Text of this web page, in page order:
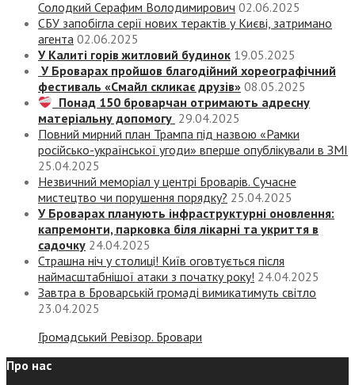
Солодкий Серафим Володимирович 02.06.2025
СБУ запобігла серії нових терактів у Києві, затримано
агента 02.06.2025
У Калиті горів житловий будинок 19.05.2025
У Броварах пройшов благодійний хореографічний
фестиваль «Смайл скликає друзів» 08.05.2025
Понад 150 броварчан отримають адресну
матеріальну допомогу 29.04.2025
Повний мирний план Трампа під назвою «‎Рамки
російсько-української угоди» вперше опублікували в ЗМІ
25.04.2025
Незвичний меморіал у центрі Броварів. Сучасне
мистецтво чи порушення порядку? 25.04.2025
У Броварах планують інфраструктурні оновлення:
капремонти, парковка біля лікарні та укриття в
садочку 24.04.2025
Страшна ніч у столиці! Київ оговтується після
наймасштабнішої атаки з початку року! 24.04.2025
Завтра в Броварській громаді вимикатимуть світло
23.04.2025
Громадський Ревізор. Бровари
Про нас